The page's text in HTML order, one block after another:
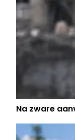
Na zware